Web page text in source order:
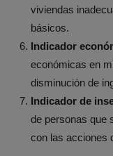
viviendas
básicos.
Indicador
económicas en
disminución de
Indicador de
de personas que
con las acciones